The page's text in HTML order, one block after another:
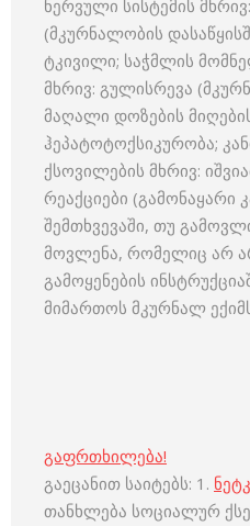
ნერვული სისტემის
(მკურნალობის
ტკივილი; საჭმლის
მხრივ: გულისრევა
მაღალი დოზების
ჰეპატოტოქსიკურობა;
ქსოვილების მხრივ:
რეაქციები (გამონაყარი
შემთხვევაში, თუ
მოვლენა, რომელიც არ
გამოყენების
მიმართოს მკურნალ
გაფრთხილება!
გაეცანით საიტებს: 1.
თანხლება სოციალურ